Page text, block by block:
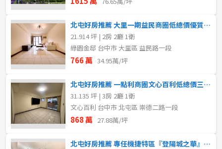
北屯好房推薦 大里一期益民商圈低總價優質電梯兩房
21.914 坪 | 2房 2廳 1衛
綠園金邸 台中市 大里區 益民路一段
766 萬 34.95萬/坪
北屯好房推薦 一點利商圈文心百利低總價三房+車位
31.135 坪 | 3房 2廳 1衛
文心百利 台中市 北屯區 崇德二路一段
868 萬 27.88萬/坪
北屯好房推薦 專任機捷特區『登陽城之華』大兩房柱邊平車